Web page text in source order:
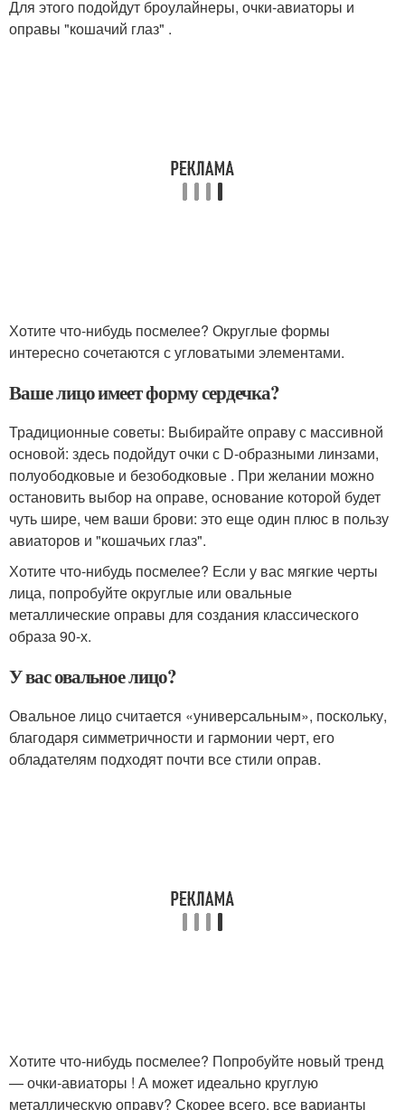
Для этого подойдут броулайнеры, очки-авиаторы и
оправы "кошачий глаз" .
Хотите что-нибудь посмелее? Округлые формы
интересно сочетаются с угловатыми элементами.
Ваше лицо имеет форму сердечка?
Традиционные советы: Выбирайте оправу с массивной
основой: здесь подойдут очки с D-образными линзами,
полуободковые и безободковые . При желании можно
остановить выбор на оправе, основание которой будет
чуть шире, чем ваши брови: это еще один плюс в пользу
авиаторов и "кошачьих глаз".
Хотите что-нибудь посмелее? Если у вас мягкие черты
лица, попробуйте округлые или овальные
металлические оправы для создания классического
образа 90-х.
У вас овальное лицо?
Овальное лицо считается «универсальным», поскольку,
благодаря симметричности и гармонии черт, его
обладателям подходят почти все стили оправ.
Хотите что-нибудь посмелее? Попробуйте новый тренд
— очки-авиаторы ! А может идеально круглую
металлическую оправу? Скорее всего, все варианты